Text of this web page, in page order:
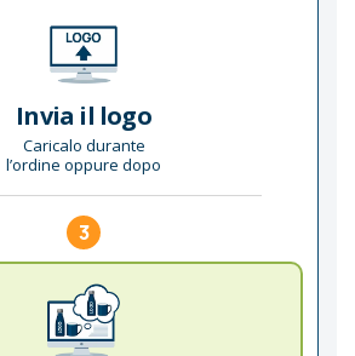
Invia il logo
Caricalo durante
l’ordine oppure dopo
3